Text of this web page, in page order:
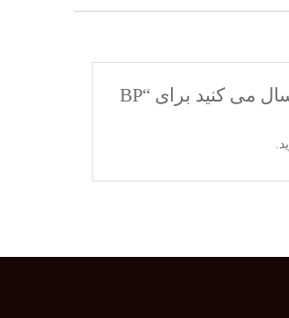
اولین نفری باشید که دیدگاهی را ارسال می کنید برای “BP